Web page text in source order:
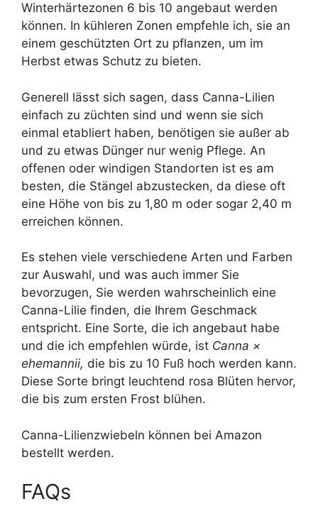
Winterhärtezonen 6 bis 10 angebaut werden
können. In kühleren Zonen empfehle ich, sie an
einem geschützten Ort zu pflanzen, um im
Herbst etwas Schutz zu bieten.
Generell lässt sich sagen, dass Canna-Lilien
einfach zu züchten sind und wenn sie sich
einmal etabliert haben, benötigen sie außer ab
und zu etwas Dünger nur wenig Pflege. An
offenen oder windigen Standorten ist es am
besten, die Stängel abzustecken, da diese oft
eine Höhe von bis zu 1,80 m oder sogar 2,40 m
erreichen können.
Es stehen viele verschiedene Arten und Farben
zur Auswahl, und was auch immer Sie
bevorzugen, Sie werden wahrscheinlich eine
Canna-Lilie finden, die Ihrem Geschmack
entspricht. Eine Sorte, die ich angebaut habe
und die ich empfehlen würde, ist Canna ×
ehemannii, die bis zu 10 Fuß hoch werden kann.
Diese Sorte bringt leuchtend rosa Blüten hervor,
die bis zum ersten Frost blühen.
Canna-Lilienzwiebeln können bei Amazon
bestellt werden.
FAQs